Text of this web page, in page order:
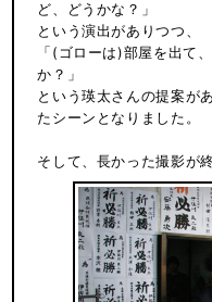
ど、どうかな？」
という演出がありつつ、
「(ゴローは)部屋を出て
か？」
という瑛太さんの提案が
たシーンとなりました。
そして、長かった撮影が